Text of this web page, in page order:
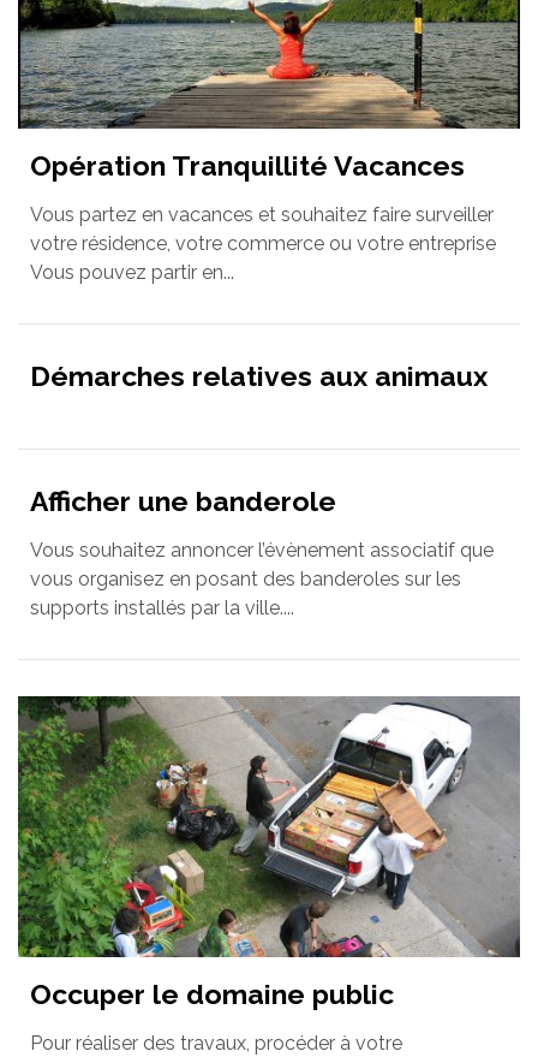
Opération Tranquillité Vacances
Vous partez en vacances et souhaitez faire surveiller
votre résidence, votre commerce ou votre entreprise
Vous pouvez partir en...
Démarches relatives aux animaux
Afficher une banderole
Vous souhaitez annoncer l’évènement associatif que
vous organisez en posant des banderoles sur les
supports installés par la ville....
Occuper le domaine public
Pour réaliser des travaux, procéder à votre